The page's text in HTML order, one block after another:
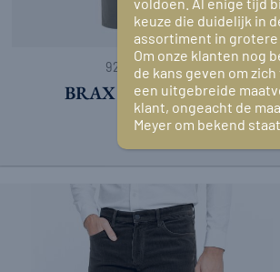
9226.95.2/19/20
BRAX CHUCK OLIJF
109,95
keuze die duidelijk in
assortiment in
Om onze klanten nog
de kans geven om
een uitgebreide
klant, ongeacht de
Meyer om bekend staat.